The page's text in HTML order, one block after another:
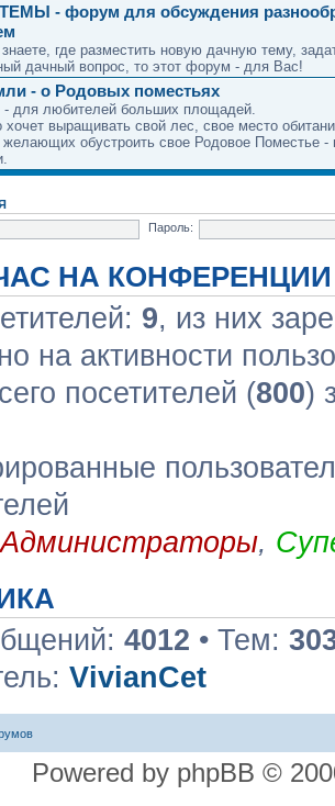
- форум для обсуждения
где разместить новую дачную тему,
дачный вопрос, то этот форум - для Вас!
- о Родовых поместьях
для любителей больших площадей.
хочет выращивать свой лес, свое место
обустроить свое Родовое Поместье -
Пароль:
НА КОНФЕРЕНЦИИ
9, из них
на активности
посетителей (800)
Администраторы,
4012 • Тем:
VivianCet
Powered by phpBB ©